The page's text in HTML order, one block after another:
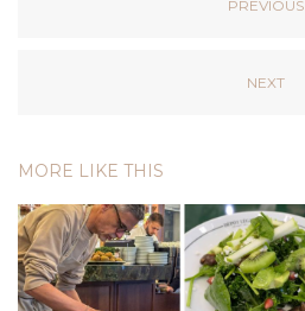
PREVIOUS
NEXT
MORE LIKE THIS